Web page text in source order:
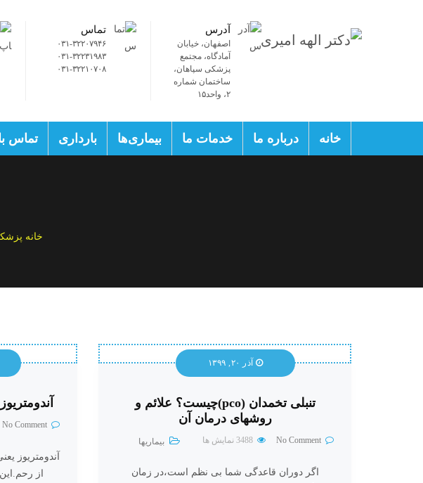
آدرس
اصفهان، خیابان
آمادگاه، مجتمع
پزشکی سپاهان،
ساختمان شماره
۲، واحد۱۵
تماس
۰۳۱-۳۲۲۰۷۹۴۶
۰۳۱-۳۲۲۳۱۹۸۳
۰۳۱-۳۲۲۱۰۷۰۸
خانه درباره ما خدمات ما بیماری‌ها بارداری تماس
خانه
آذر ۲۰, ۱۳۹۹
تنبلی تخمدان (pco)چیست؟ علائم و
روشهای درمان آن
بیماریها No Comment نمایش ها
اگر دوران قاعدگی شما بی نظم است،در زمان
No Comment
آندومتریوز
از